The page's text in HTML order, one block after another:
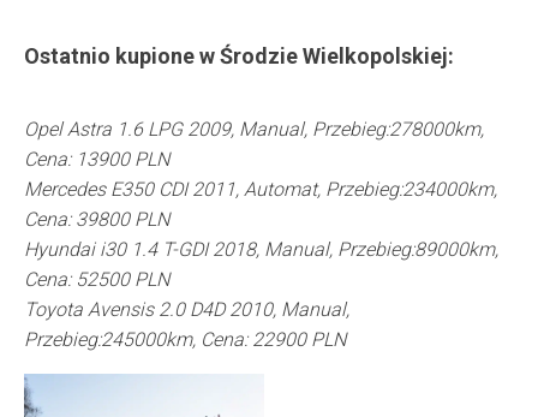
Ostatnio kupione wŚrodzie Wielkopolskiej:
Opel Astra 1.6 LPG 2009, Manual, Przebieg:278000km,
Cena: 13900 PLN
Mercedes E350 CDI 2011, Automat, Przebieg:234000km,
Cena: 39800 PLN
Hyundai i30 1.4 T-GDI 2018, Manual, Przebieg:89000km,
Cena: 52500 PLN
Toyota Avensis 2.0 D4D 2010, Manual,
Przebieg:245000km, Cena: 22900 PLN